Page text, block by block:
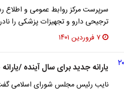
سرپرست مرکز روابط عمومی و اطلاع
ترجیحی دارو و تجهیزات پزشکی را
۷ فروردین ۱۴۰۱
یارانه جدید برای سال آینده /یارانه ۲۰۰ هزار تومانی در راه است؟